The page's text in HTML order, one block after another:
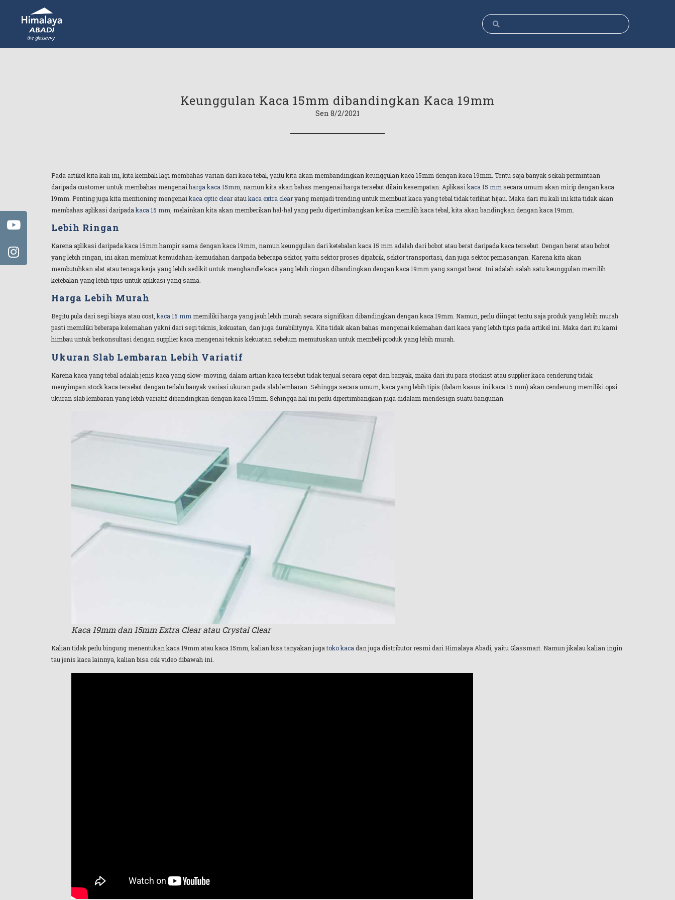
Keunggulan Kaca 15mm dibandingkan Kaca 19mm
Sen 8/2/2021
Pada artikel kita kali ini, kita kembali lagi membahas varian dari kaca tebal, yaitu kita akan membandingkan keunggulan kaca 15mm dengan kaca 19mm. Tentu saja banyak sekali permintaan
daripada customer untuk membahas mengenai harga kaca 15mm , namun kita akan bahas mengenai harga tersebut dilain kesempatan. Aplikasi kaca 15 mm secara umum akan mirip dengan kaca
19mm. Penting juga kita mentioning mengenai kaca optic clear atau kaca extra clearyang menjadi trending untuk membuat kaca yang tebal tidak terlihat hijau. Maka dari itu kali ini kita tidak akan
membahas aplikasi daripada kaca 15 mm , melainkan kita akan memberikan hal-hal yang perlu dipertimbangkan ketika memilih kaca tebal, kita akan bandingkan dengan kaca 19mm.
Lebih Ringan
Karena aplikasi daripada kaca 15mm hampir sama dengan kaca 19mm, namun keunggulan dari ketebalan kaca 15 mm adalah dari bobot atau berat daripada kaca tersebut. Dengan berat atau bobot
yang lebih ringan, ini akan membuat kemudahan-kemudahan daripada beberapa sektor, yaitu sektor proses dipabrik, sektor transportasi, dan juga sektor pemasangan. Karena kita akan
membutuhkan alat atau tenaga kerja yang lebih sedikit untuk menghandle kaca yang lebih ringan dibandingkan dengan kaca 19mm yang sangat berat. Ini adalah salah satu keunggulan memilih
ketebalan yang lebih tipis untuk aplikasi yang sama.
Harga Lebih Murah
Begitu pula dari segi biaya atau cost, kaca 15 mm memiliki harga yang jauh lebih murah secara signifikan dibandingkan dengan kaca 19mm. Namun, perlu diingat tentu saja produk yang lebih murah
pasti memiliki beberapa kelemahan yakni dari segi teknis, kekuatan, dan juga durabilitynya. Kita tidak akan bahas mengenai kelemahan dari kaca yang lebih tipis pada artikel ini. Maka dari itu kami
himbau untuk berkonsultasi dengan supplier kaca mengenai teknis kekuatan sebelum memutuskan untuk membeli produk yang lebih murah.
Ukuran Slab Lembaran Lebih Variatif
Karena kaca yang tebal adalah jenis kaca yang slow-moving, dalam artian kaca tersebut tidak terjual secara cepat dan banyak, maka dari itu para stockist atau supplier kaca cenderung tidak
menyimpan stock kaca tersebut dengan terlalu banyak variasi ukuran pada slab lembaran. Sehingga secara umum, kaca yang lebih tipis (dalam kasus ini kaca 15 mm) akan cenderung memiliki opsi
ukuran slab lembaran yang lebih variatif dibandingkan dengan kaca 19mm. Sehingga hal ini perlu dipertimbangkan juga didalam mendesign suatu bangunan.
Kaca 19mm dan 15mm Extra Clear atau Crystal Clear
Kalian tidak perlu bingung menentukan kaca 19mm atau kaca 15mm, kalian bisa tanyakan jugatoko kaca dan juga distributor resmi dari Himalaya Abadi, yaitu Glassmart. Namun jikalau kalian ingin
tau jenis kaca lainnya, kalian bisa cek video dibawah ini.